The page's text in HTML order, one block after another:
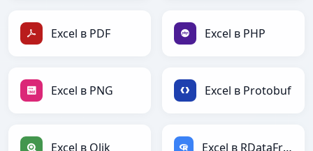
Excel в PDF Excel в PHP
Excel в PNG Excel в Protobuf
Excel в Qlik Excel в RDataFrame